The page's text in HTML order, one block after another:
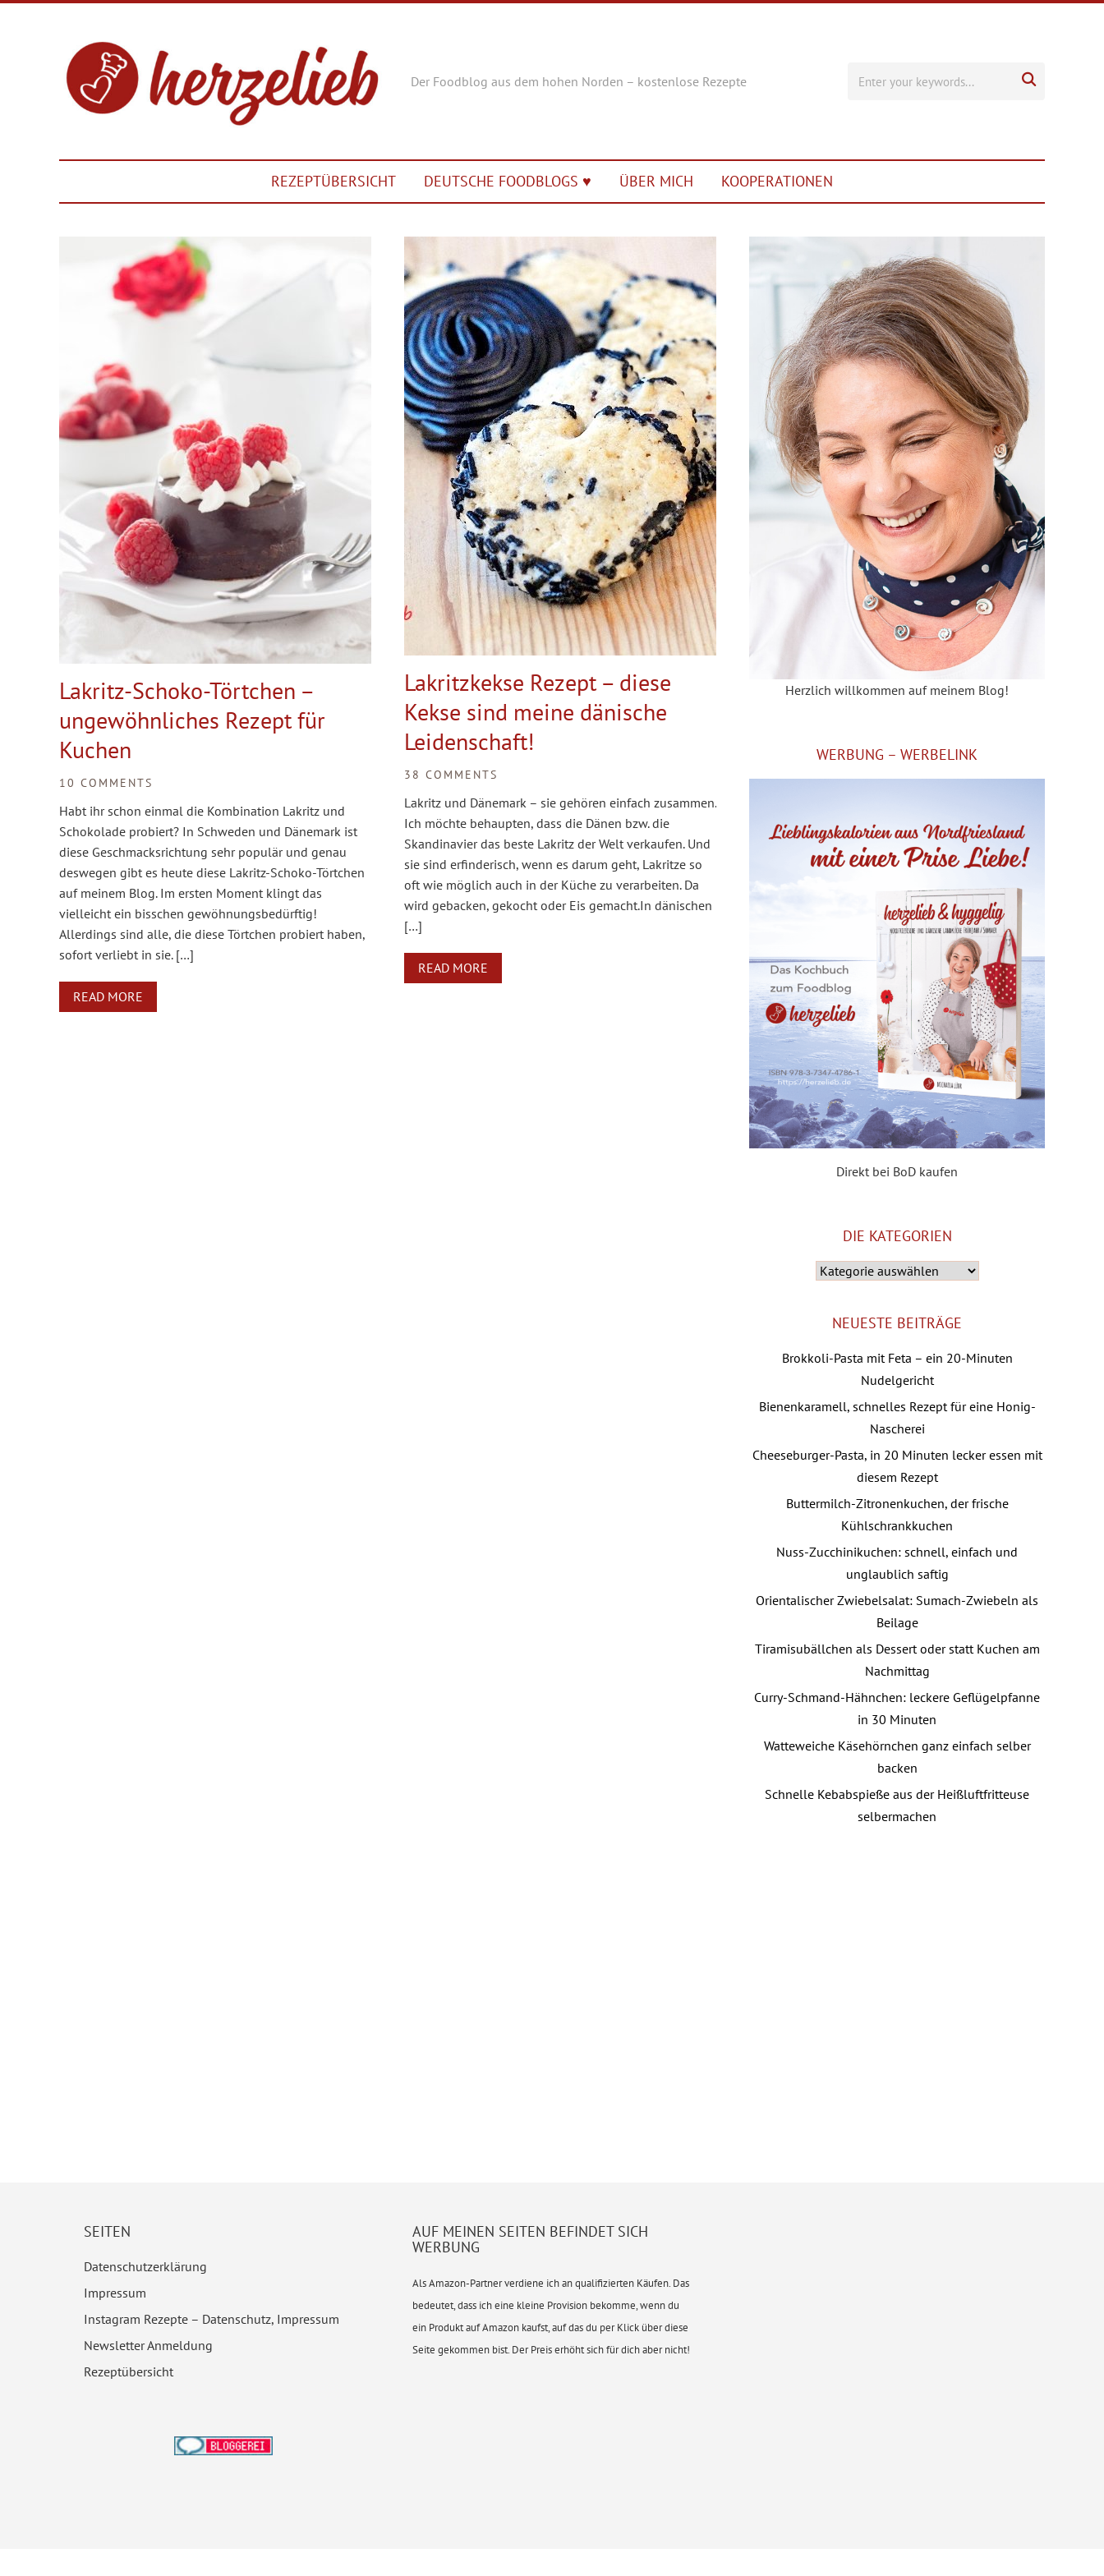
Der Foodblog aus dem hohen Norden – kostenlose Rezepte 
REZEPTÜBERSICHT DEUTSCHE FOODBLOGS ♥︎ ÜBER MICH KOOPERATIONEN
Lakritz-Schoko-Törtchen –
ungewöhnliches Rezept für
Kuchen
10 COMMENTS
Habt ihr schon einmal die Kombination Lakritz und
Schokolade probiert? In Schweden und Dänemark ist
diese Geschmacksrichtung sehr populär und genau
deswegen gibt es heute diese Lakritz-Schoko-Törtchen
auf meinem Blog. Im ersten Moment klingt das
vielleicht ein bisschen gewöhnungsbedürftig!
Allerdings sind alle, die diese Törtchen probiert haben,
sofort verliebt in sie. […]
READ MORE
Lakritzkekse Rezept – diese
Kekse sind meine dänische
Leidenschaft!
38 COMMENTS
Lakritz und Dänemark – sie gehören einfach zusammen.
Ich möchte behaupten, dass die Dänen bzw. die
Skandinavier das beste Lakritz der Welt verkaufen. Und
sie sind erfinderisch, wenn es darum geht, Lakritze so
oft wie möglich auch in der Küche zu verarbeiten. Da
wird gebacken, gekocht oder Eis gemacht.In dänischen
[…]
READ MORE
Herzlich willkommen auf meinem Blog!
WERBUNG – WERBELINK
Direkt bei BoD kaufen
DIE KATEGORIEN
NEUESTE BEITRÄGE
Brokkoli-Pasta mit Feta – ein 20-Minuten
Nudelgericht
Bienenkaramell, schnelles Rezept für eine Honig-
Nascherei
Cheeseburger-Pasta, in 20 Minuten lecker essen mit
diesem Rezept
Buttermilch-Zitronenkuchen, der frische
Kühlschrankkuchen
Nuss-Zucchinikuchen: schnell, einfach und
unglaublich saftig
Orientalischer Zwiebelsalat: Sumach-Zwiebeln als
Beilage
Tiramisubällchen als Dessert oder statt Kuchen am
Nachmittag
Curry-Schmand-Hähnchen: leckere Geflügelpfanne
in 30 Minuten
Watteweiche Käsehörnchen ganz einfach selber
backen
Schnelle Kebabspieße aus der Heißluftfritteuse
selbermachen
SEITEN
Datenschutzerklärung
Impressum
Instagram Rezepte – Datenschutz, Impressum
Newsletter Anmeldung
Rezeptübersicht
AUF MEINEN SEITEN BEFINDET SICH
WERBUNG
Als Amazon-Partner verdiene ich an qualifizierten Käufen. Das
bedeutet, dass ich eine kleine Provision bekomme, wenn du
ein Produkt auf Amazon kaufst, auf das du per Klick über diese
Seite gekommen bist. Der Preis erhöht sich für dich aber nicht!